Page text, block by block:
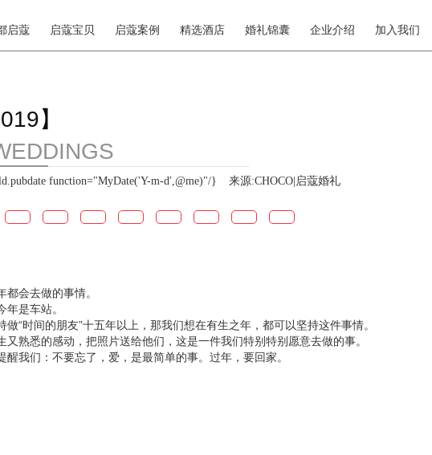
启蔻 启蔻宝贝 启蔻案例 精选酒店 婚礼锦囊 企业介绍 加入我们
】
function="MyDate('Y-m-d',@me)"/} 来源:CHOCO|启蔻婚礼
都会去做的事情。
年是车站。
做“时间的朋友”十五年以上，那我们想在有生之年，都可以坚持这件事情。
又熟悉的感动，把照片送给他们，这是一件我们特别特别愿意去做的事。
醒我们：不要忘了，爱，是最简单的事。过年，要回家。